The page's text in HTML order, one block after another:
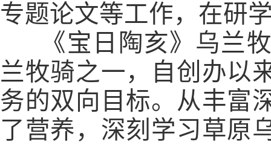
专题论文等工作，在研
《宝日陶亥》乌兰牧
兰牧骑之一，自创办以
务的双向目标。从丰富
了营养，深刻学习草原